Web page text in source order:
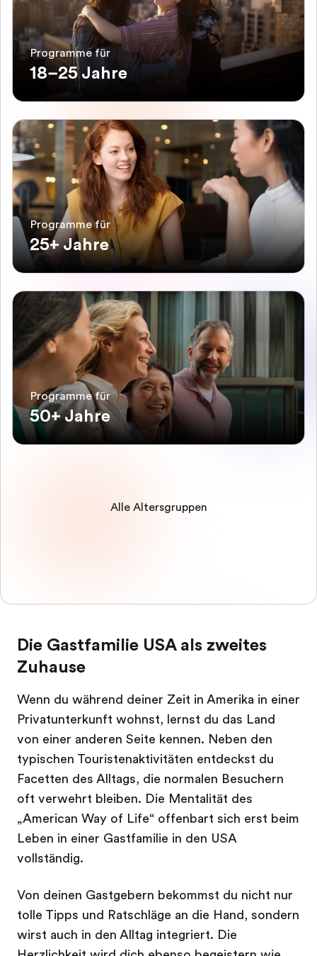
Programme für
18–25 Jahre
Programme für
25+ Jahre
Programme für
50+ Jahre
Alle Altersgruppen
Die Gastfamilie USA als zweites
Zuhause
Wenn du während deiner Zeit in Amerika in einer
Privatunterkunft wohnst, lernst du das Land
von einer anderen Seite kennen. Neben den
typischen Touristenaktivitäten entdeckst du
Facetten des Alltags, die normalen Besuchern
oft verwehrt bleiben. Die Mentalität des
„American Way of Life“ offenbart sich erst beim
Leben in einer Gastfamilie in den USA
vollständig.
Von deinen Gastgebern bekommst du nicht nur
tolle Tipps und Ratschläge an die Hand, sondern
wirst auch in den Alltag integriert. Die